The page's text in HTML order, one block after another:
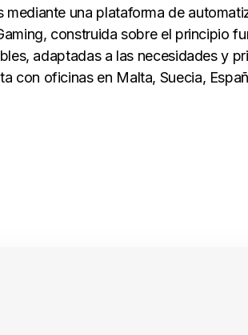
una plataforma de
construida sobre el principio
adaptadas a las necesidades y
con oficinas en Malta, Suecia,